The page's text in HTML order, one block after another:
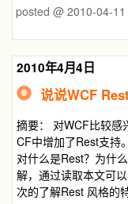
posted @ 2010-04-
2010年4月4日
说说WCF Rest
摘要： 对WCF比较感
CF中增加了Rest支持
对什么是Rest？为什
解，通过读取本文可
次的了解Rest 风格的